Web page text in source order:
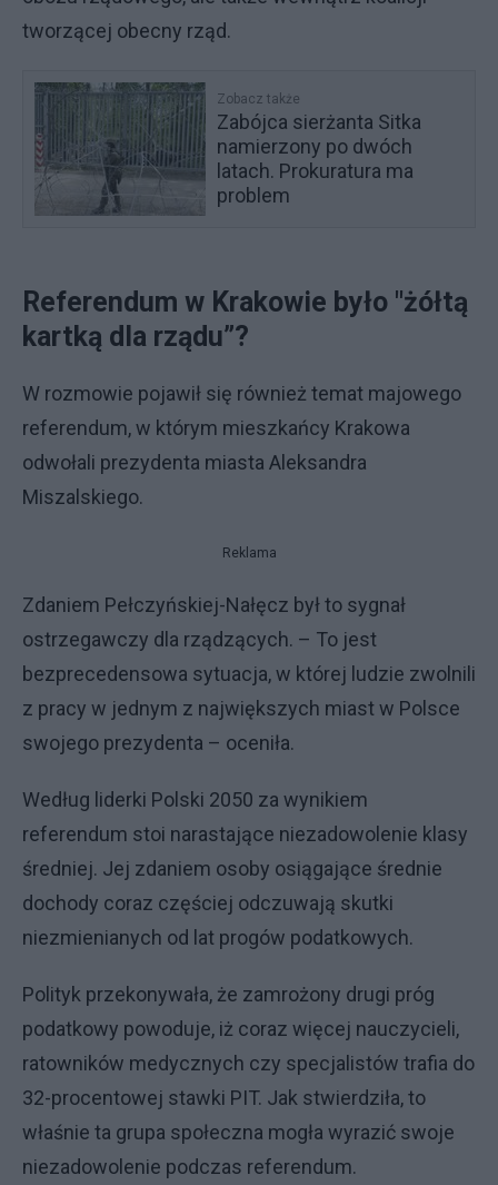
tworzącej obecny rząd.
Zobacz także
Zabójca sierżanta Sitka
namierzony po dwóch
latach. Prokuratura ma
problem
Referendum w Krakowie było "żółtą
kartką dla rządu”?
W rozmowie pojawił się również temat majowego
referendum, w którym mieszkańcy Krakowa
odwołali prezydenta miasta Aleksandra
Miszalskiego.
Reklama
Zdaniem Pełczyńskiej-Nałęcz był to sygnał
ostrzegawczy dla rządzących. – To jest
bezprecedensowa sytuacja, w której ludzie zwolnili
z pracy w jednym z największych miast w Polsce
swojego prezydenta – oceniła.
Według liderki Polski 2050 za wynikiem
referendum stoi narastające niezadowolenie klasy
średniej. Jej zdaniem osoby osiągające średnie
dochody coraz częściej odczuwają skutki
niezmienianych od lat progów podatkowych.
Polityk przekonywała, że zamrożony drugi próg
podatkowy powoduje, iż coraz więcej nauczycieli,
ratowników medycznych czy specjalistów trafia do
32-procentowej stawki PIT. Jak stwierdziła, to
właśnie ta grupa społeczna mogła wyrazić swoje
niezadowolenie podczas referendum.